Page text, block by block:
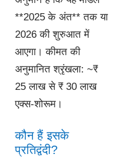
**2025 के अंत** तक या
2026 की शुरुआत में
आएगा। कीमत की
अनुमानित श्रृंखला: ~₹
25 लाख से ₹ 30 लाख
एक्स-शोरूम।
कौन हैं इसके
प्रतिद्वंदी?